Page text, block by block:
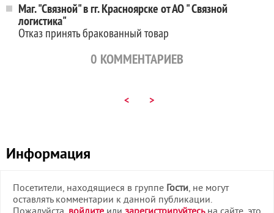
Маг. "Связной" в гг. Красноярске от АО " Связной
логистика"
Отказ принять бракованный товар
0 КОММЕНТАРИЕВ
< >
Информация
Посетители, находящиеся в группе Гости, не могут
оставлять комментарии к данной публикации.